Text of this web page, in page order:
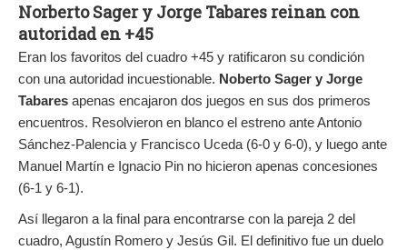
Norberto Sager y Jorge Tabares reinan con
autoridad en +45
Eran los favoritos del cuadro +45 y ratificaron su condición
con una autoridad incuestionable. Noberto Sager y Jorge
Tabares apenas encajaron dos juegos en sus dos primeros
encuentros. Resolvieron en blanco el estreno ante Antonio
Sánchez-Palencia y Francisco Uceda (6-0 y 6-0), y luego ante
Manuel Martín e Ignacio Pin no hicieron apenas concesiones
(6-1 y 6-1).
Así llegaron a la final para encontrarse con la pareja 2 del
cuadro, Agustín Romero y Jesús Gil. El definitivo fue un duelo